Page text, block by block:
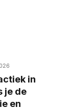
in
je de
en